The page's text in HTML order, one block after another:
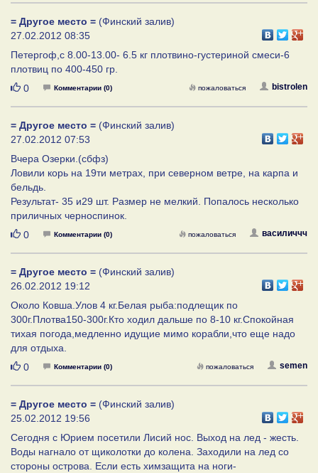
= Другое место = (Финский залив)
27.02.2012 08:35
Петергоф,с 8.00-13.00- 6.5 кг плотвино-густериной смеси-6
плотвиц по 400-450 гр.
Нравится
0 Комментарии (0) bistrolen
пожаловаться
= Другое место = (Финский залив)
27.02.2012 07:53
Вчера Озерки.(сбфз)
Ловили корь на 19ти метрах, при северном ветре, на карпа и
бельдь.
Результат- 35 и29 шт. Размер не мелкий. Попалось несколько
приличных черноспинок.
Нравится
0 Комментарии (0) василиччч
пожаловаться
= Другое место = (Финский залив)
26.02.2012 19:12
Около Ковша.Улов 4 кг.Белая рыба:подлещик по
300г.Плотва150-300г.Кто ходил дальше по 8-10 кг.Спокойная
тихая погода,медленно идущие мимо корабли,что еще надо
для отдыха.
Нравится
0 Комментарии (0) semen
пожаловаться
= Другое место = (Финский залив)
25.02.2012 19:56
Сегодня с Юрием посетили Лисий нос. Выход на лед - жесть.
Воды нагнало от щиколотки до колена. Заходили на лед со
стороны острова. Если есть химзащита на ноги-